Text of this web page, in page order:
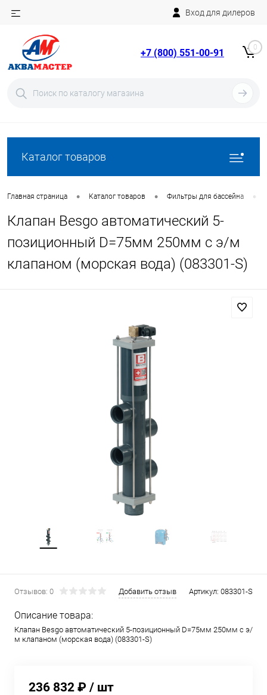
Вход для дилеров
+7 (800) 551-00-91 0
Каталог товаров
Главная страница • Каталог товаров • Фильтры для бассейна •
Клапан Besgo автоматический 5-
позиционный D=75мм 250мм с э/м
клапаном (морская вода) (083301-S)
Отзывов: 0 Добавить отзыв Артикул: 083301-S
Описание товара:
Клапан Besgo автоматический 5-позиционный D=75мм 250мм с э/
м клапаном (морская вода) (083301-S)
236 832 ₽ / шт